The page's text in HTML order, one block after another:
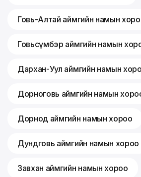
Говь-Алтай аймгийн намын
Говьсүмбэр аймгийн намын
Дархан-Уул аймгийн намын
Дорноговь аймгийн намын
Дорнод аймгийн намын хороо
Дундговь аймгийн намын хороо
Завхан аймгийн намын хороо